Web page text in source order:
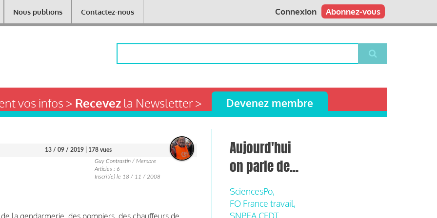
Nous publions Contactez-nous Abonnez-vous
Connexion
vos infos > Recevezla Newsletter > Devenez membre
13 / 09 / 2019 | 178 vues
Guy Contrastin / Membre
Articles : 6
Inscrit(e) le 18 / 11 / 2008
la gendarmerie, des pompiers, des chauffeurs de
Aujourd'hui
on parle de...
SciencesPo,
FO France travail,
SNPEA CFDT